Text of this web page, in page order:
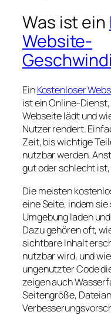
Was ist ein
Website-
EinKostenloser
ist ein Online-
Webseite lädt und
Nutzer rendert.
Zeit, bis wichtige
nutzbar werden.
gut oder schlecht
Die meisten
eine Seite, indem
Umgebung laden
Dazu gehören oft,
sichtbare Inhalt
nutzbar wird, und
ungenutzter Code
zeigen auch
Seitengröße,